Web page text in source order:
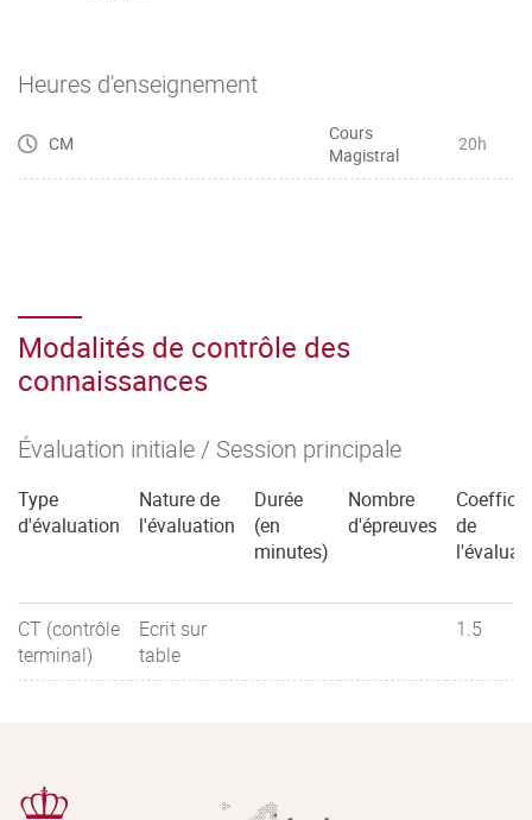
Heures d'enseignement
CM
Cours
Magistral
20h
Modalités de contrôle des
connaissances
Évaluation initiale / Session principale
Type
d'évaluation
Nature de
l'évaluation
Durée
(en
minutes)
Nombre
d'épreuves
de
CT (contrôle
terminal)
Ecrit sur
table
1.5